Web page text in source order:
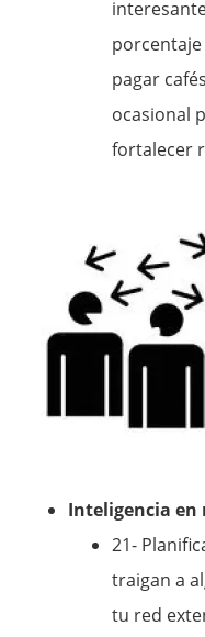
pagar
ocasional
fortalecer
Inteligencia en
21-
traigan a
tu red